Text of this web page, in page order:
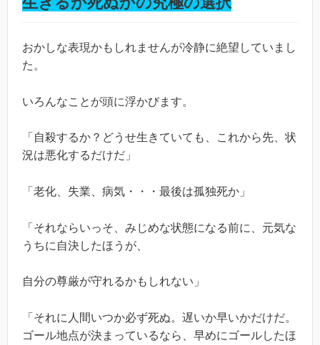
おかしな表現かもしれませんが冷静に絶望していまし
た。
いろんなことが頭に浮かびます。
「自殺するか？どうせ生きていても、これから先、状
況は悪化するだけだ」
「老化、失業、病気・・・最後は孤独死か」
「それならいっそ、みじめな状態になる前に、元気な
うちに自決したほうが、
自分の尊厳が守れるかもしれない」
「それに人間いつか必ず死ぬ。遅いか早いかだけだ。
ゴール地点が決まっているなら、早めにゴールしたほ